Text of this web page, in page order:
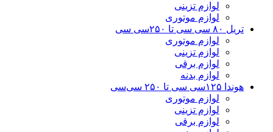
لوازم تزینی
لوازم موتوری
تریل ۸۰ سی سی تا ۲۵۰سی سی
لوازم موتوری
لوازم تزینی
لوازم برقی
لوازم بدنه
هوندا ۱۲۵سی سی تا ۲۵۰ سی‌سی
لوازم موتوری
لوازم تزینی
لوازم برقی